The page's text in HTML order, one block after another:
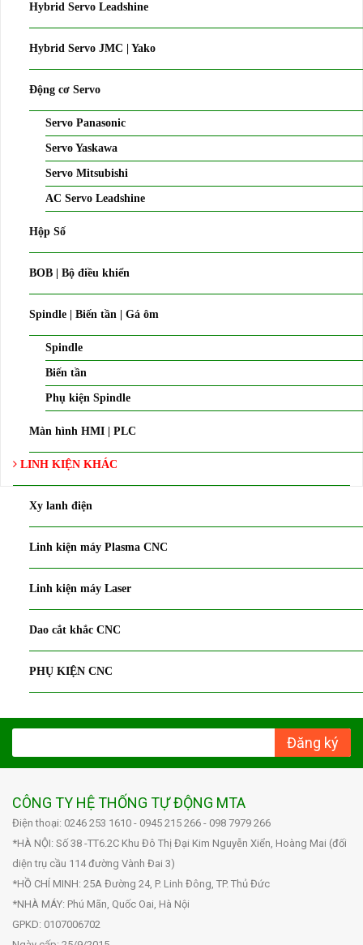
Hybrid Servo Leadshine
Hybrid Servo JMC | Yako
Động cơ Servo
Servo Panasonic
Servo Yaskawa
Servo Mitsubishi
AC Servo Leadshine
Hộp Số
BOB | Bộ điều khiển
Spindle | Biến tần | Gá ôm
Spindle
Biến tần
Phụ kiện Spindle
Màn hình HMI | PLC
LINH KIỆN KHÁC
Xy lanh điện
Linh kiện máy Plasma CNC
Linh kiện máy Laser
Dao cắt khắc CNC
PHỤ KIỆN CNC
Đăng ký
CÔNG TY HỆ THỐNG TỰ ĐỘNG MTA
Điện thoại: 0246 253 1610 - 0945 215 266 - 098 7979 266
*HÀ NỘI: Số 38 -TT6.2C Khu Đô Thị Đại Kim Nguyễn Xiển, Hoàng Mai (đối
diện trụ cầu 114 đường Vành Đai 3)
*HỒ CHÍ MINH: 25A Đường 24, P. Linh Đông, TP. Thủ Đức
*NHÀ MÁY: Phú Mãn, Quốc Oai, Hà Nội
GPKD: 0107006702